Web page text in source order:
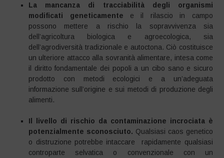
La mancanza di tracciabilità degli organismi
modificati geneticamente e il rilascio in campo
possono mettere a rischio la sopravvivenza sia
dell’agricoltura biologica e agroecologica, sia
dell’agrodiversità tradizionale e autoctona. Ciò costituisce
un ulteriore attacco alla sovranità alimentare, intesa come
il diritto fondamentale dei popoli a un cibo sano e sicuro
prodotto con metodi ecologici e a un’adeguata
informazione sull’origine e sui metodi di produzione degli
alimenti.
Il livello di rischio da contaminazione incrociata è
potenzialmente sconosciuto. Qualsiasi caos genetico
o distruzione potrebbe intaccare rapidamente qualsiasi
controparte selvatica o convenzionale con un